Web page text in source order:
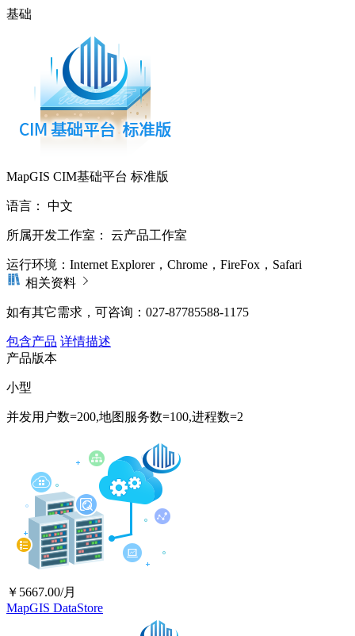
基础
MapGIS CIM基础平台 标准版
语言： 中文
所属开发工作室： 云产品工作室
运行环境： Internet Explorer，Chrome，FireFox，Safari
相关资料
如有其它需求，可咨询：027-87785588-1175
包含产品 详情描述
产品版本
小型
并发用户数=200,地图服务数=100,进程数=2
￥5667.00/月
MapGIS DataStore